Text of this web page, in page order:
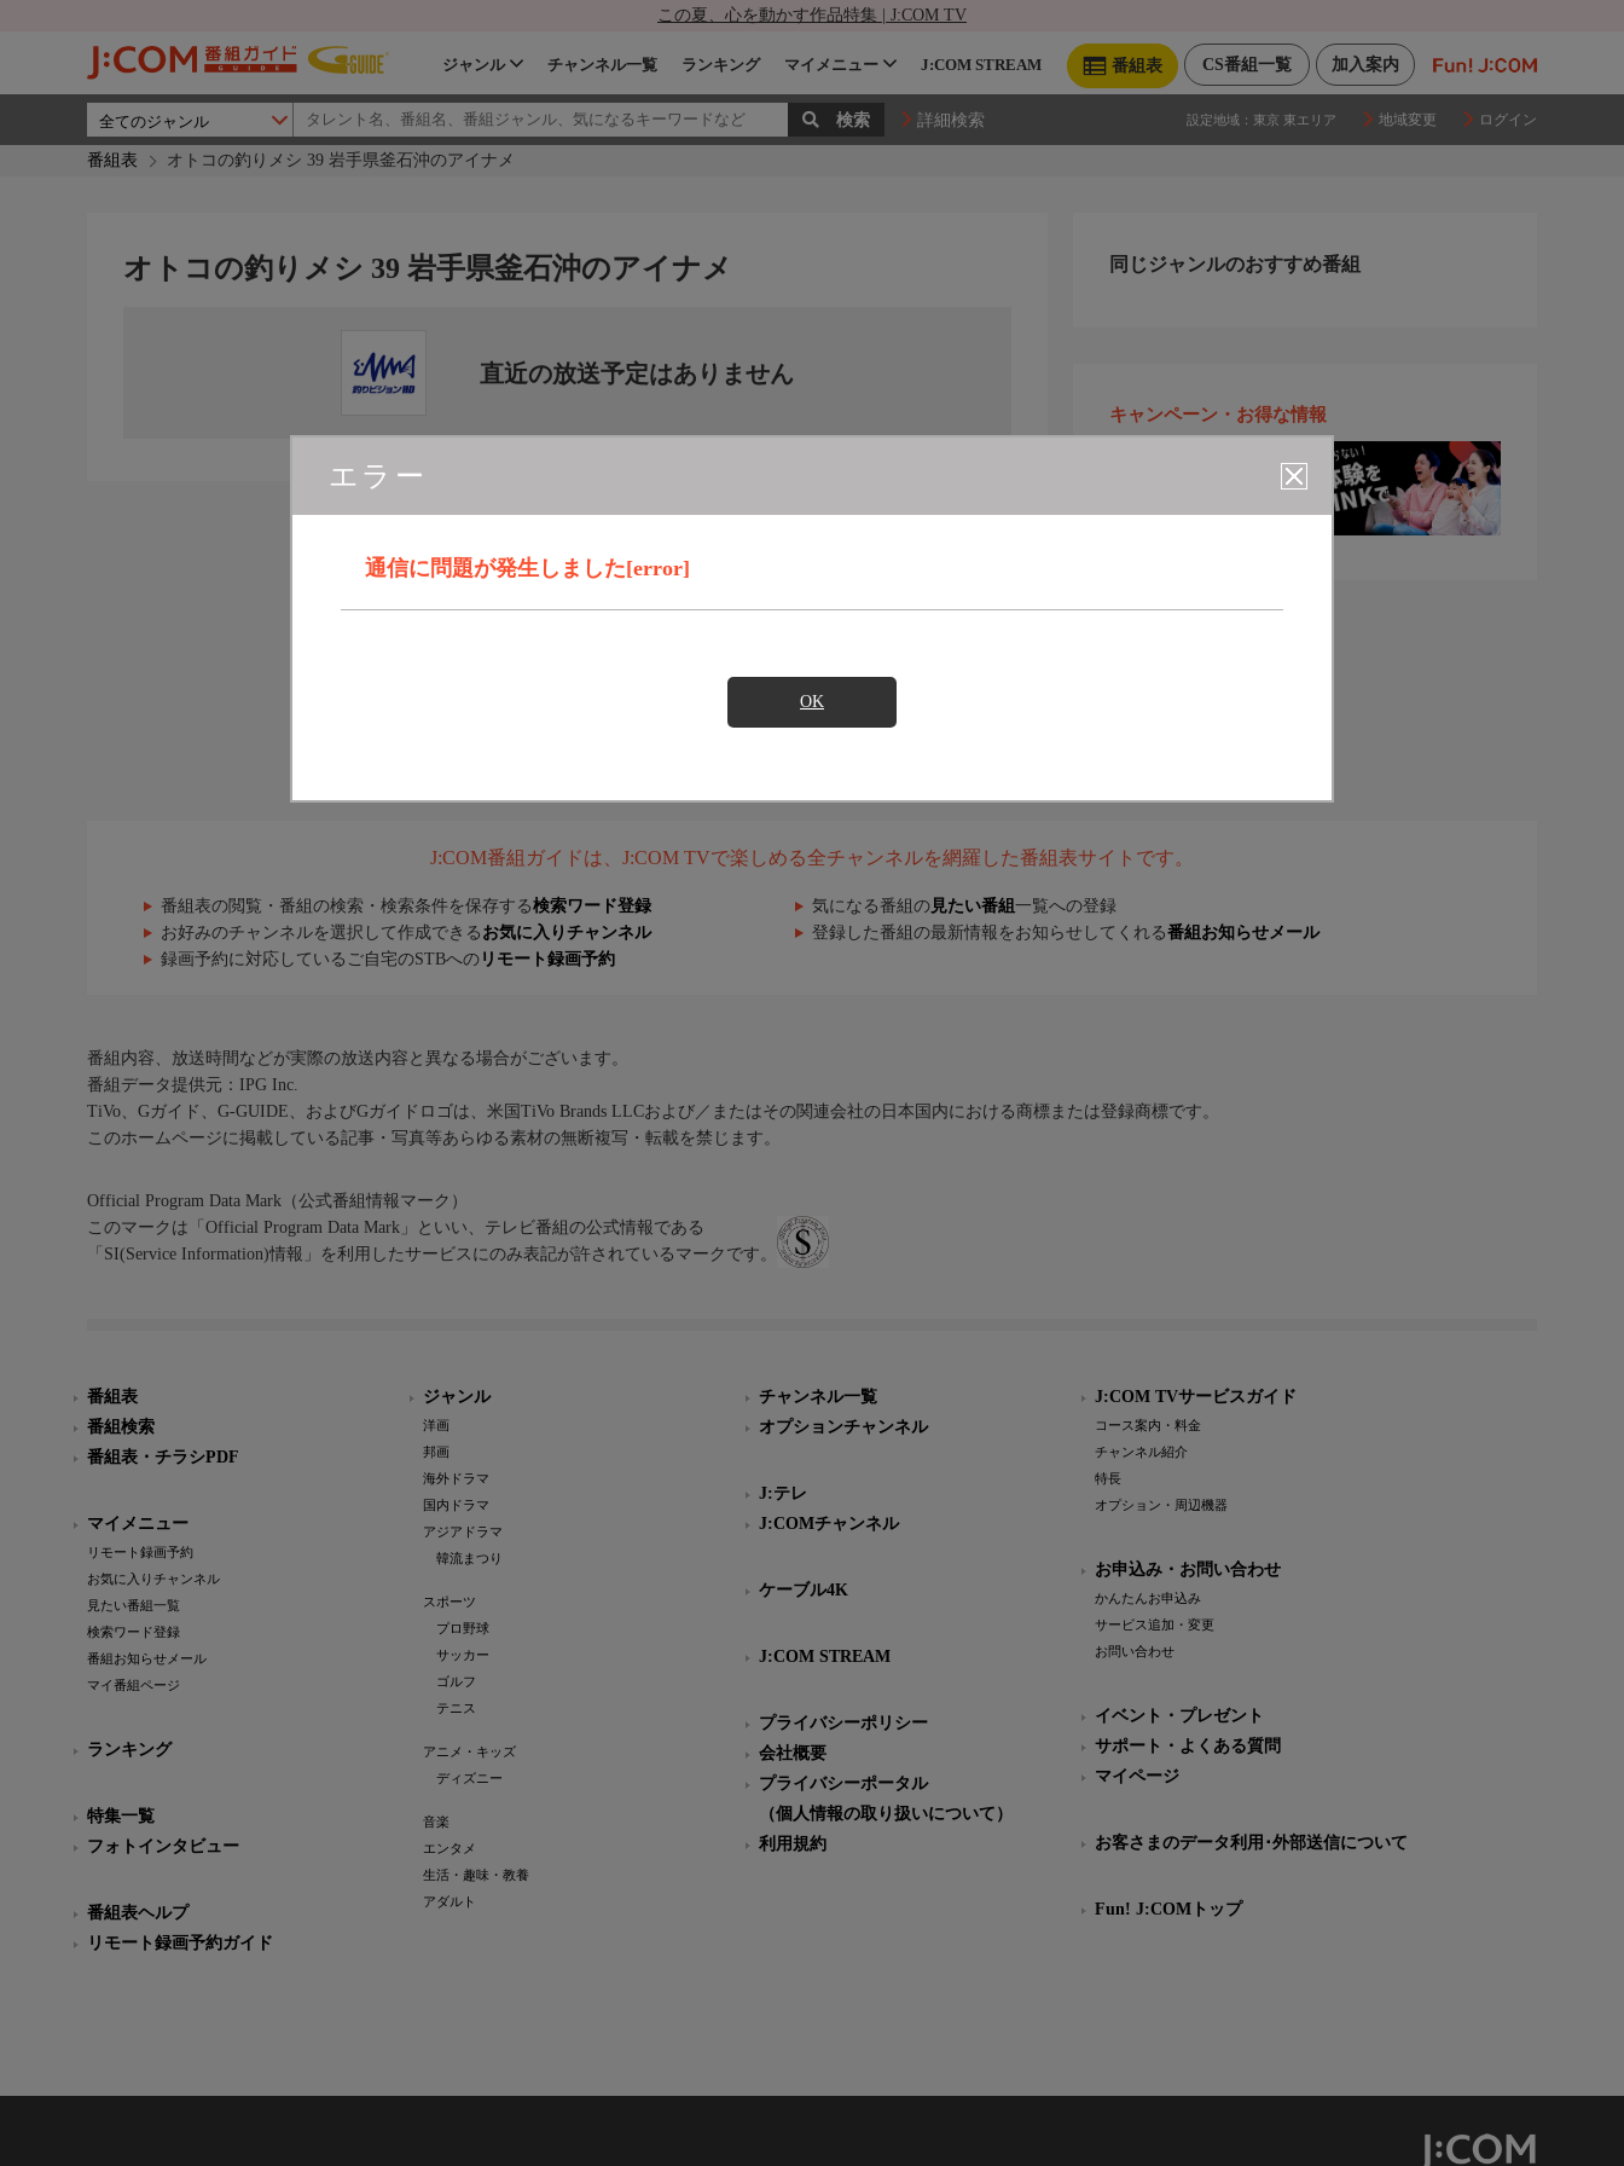
この夏、心を動かす作品特集 | J:COM TV
加入案内
CS番組一覧
番組表
ジャンル チャンネル一覧 ランキング マイメニュー J:COM STREAM
詳細検索 設定地域： 東京 東エリア 地域変更 ログイン
番組表 オトコの釣りメシ 39 岩手県釜石沖のアイナメ
エラー
通信に問題が発生しました[error]
OK
オトコの釣りメシ 39 岩手県釜石沖のアイナメ
直近の放送予定はありません
同じジャンルのおすすめ番組
キャンペーン・お得な情報
J:COM番組ガイドは、J:COM TVで楽しめる全チャンネルを網羅した番組表サイトです。
番組表の閲覧・番組の検索・検索条件を保存する検索ワード登録 気になる番組の 見たい番組 一覧への登録
お好みのチャンネルを選択して作成できる お気に入りチャンネル 登録した番組の最新情報をお知らせしてくれる番組お知らせメール
録画予約に対応しているご自宅のSTBへの リモート録画予約
番組内容、放送時間などが実際の放送内容と異なる場合がございます。
番組データ提供元：IPG Inc.
TiVo、Gガイド、G-GUIDE、およびGガイドロゴは、米国TiVo Brands LLCおよび／またはその関連会社の日本国内における商標または登録商標です。
このホームページに掲載している記事・写真等あらゆる素材の無断複写・転載を禁じます。
Official Program Data Mark（公式番組情報マーク）
このマークは「Official Program Data Mark」といい、テレビ番組の公式情報である
「SI(Service Information)情報」を利用したサービスにのみ表記が許されているマークです。
番組表
番組検索
番組表・チラシPDF
マイメニュー
リモート録画予約
お気に入りチャンネル
見たい番組一覧
検索ワード登録
番組お知らせメール
マイ番組ページ
ランキング
特集一覧
フォトインタビュー
番組表ヘルプ
リモート録画予約ガイド
ジャンル
洋画
邦画
海外ドラマ
国内ドラマ
アジアドラマ
韓流まつり
スポーツ
プロ野球
サッカー
ゴルフ
テニス
アニメ・キッズ
ディズニー
音楽
エンタメ
生活・趣味・教養
アダルト
チャンネル一覧
オプションチャンネル
J:テレ
J:COMチャンネル
ケーブル4K
J:COM STREAM
プライバシーポリシー
会社概要
プライバシーポータル
（個人情報の取り扱いについて）
利用規約
J:COM TVサービスガイド
コース案内・料金
チャンネル紹介
特長
オプション・周辺機器
お申込み・お問い合わせ
かんたんお申込み
サービス追加・変更
お問い合わせ
イベント・プレゼント
サポート・よくある質問
マイページ
お客さまのデータ利用･外部送信について
Fun! J:COMトップ